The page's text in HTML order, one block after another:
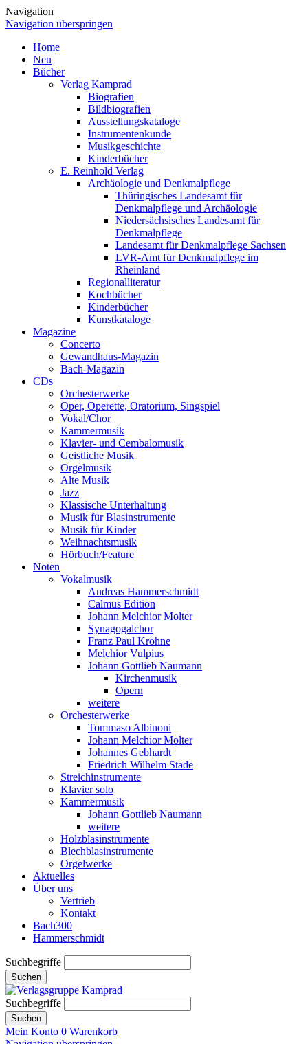
Navigation
Navigation überspringen
Home
Neu
Bücher
Verlag Kamprad
Biografien
Bildbiografien
Ausstellungskataloge
Instrumentenkunde
Musikgeschichte
Kinderbücher
E. Reinhold Verlag
Archäologie und Denkmalpflege
Thüringisches Landesamt für
Denkmalpflege und Archäologie
Niedersächsisches Landesamt für
Denkmalpflege
Landesamt für Denkmalpflege Sachsen
LVR-Amt für Denkmalpflege im
Rheinland
Regionalliteratur
Kochbücher
Kinderbücher
Kunstkataloge
Magazine
Concerto
Gewandhaus-Magazin
Bach-Magazin
CDs
Orchesterwerke
Oper, Operette, Oratorium, Singspiel
Vokal/Chor
Kammermusik
Klavier- und Cembalomusik
Geistliche Musik
Orgelmusik
Alte Musik
Jazz
Klassische Unterhaltung
Musik für Blasinstrumente
Musik für Kinder
Weihnachtsmusik
Hörbuch/Feature
Noten
Vokalmusik
Andreas Hammerschmidt
Calmus Edition
Johann Melchior Molter
Synagogalchor
Franz Paul Kröhne
Melchior Vulpius
Johann Gottlieb Naumann
Kirchenmusik
Opern
weitere
Orchesterwerke
Tommaso Albinoni
Johann Melchior Molter
Johannes Gebhardt
Friedrich Wilhelm Stade
Streichinstrumente
Klavier solo
Kammermusik
Johann Gottlieb Naumann
weitere
Holzblasinstrumente
Blechblasinstrumente
Orgelwerke
Aktuelles
Über uns
Vertrieb
Kontakt
Bach300
Hammerschmidt
Suchbegriffe
Suchen
Suchbegriffe
Suchen
Mein Konto 0 Warenkorb